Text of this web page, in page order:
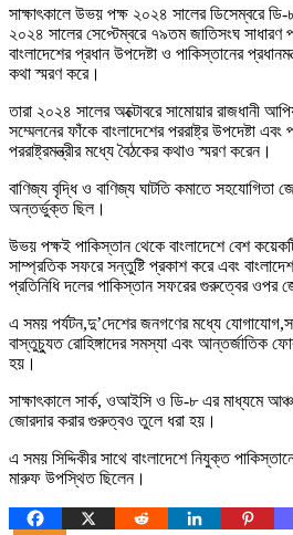
সাক্ষাৎকালে উভয় পক্ষ ২০২৪ সালের ডিসেম্বরে
২০২৪ সালের সেপ্টেম্বরে ৭৯তম জাতিসংঘ সাধারণ
বাংলাদেশের প্রধান উপদেষ্টা ও পাকিস্তানের
কথা স্মরণ করে।
তারা ২০২৪ সালের অক্টোবরে সামোয়ার রাজধানী
সম্মেলনের ফাঁকে বাংলাদেশের পররাষ্ট্র উপদেষ্টা
পররাষ্ট্রমন্ত্রীর মধ্যে বৈঠকের কথাও স্মরণ করেন।
বাণিজ্য বৃদ্ধি ও বাণিজ্য ঘাটতি কমাতে সহযোগিতা
অন্তর্ভুক্ত ছিল।
উভয় পক্ষই পাকিস্তান থেকে বাংলাদেশে বেশ
সাম্প্রতিক সফরে সন্তুষ্টি প্রকাশ করে এবং বাংলাদেশ
প্রতিনিধি দলের পাকিস্তান সফরের গুরুত্বের ওপর
এ সময় পর্যটন,দু’দেশের জনগণের মধ্যে
বাস্তুচ্যুত রোহিঙ্গাদের সমস্যা এবং আন্তর্জাতিক
হয়।
সাক্ষাৎকালে সার্ক, ওআইসি ও ডি-৮ এর মাধ্যমে
জোরদার করার গুরুত্বও তুলে ধরা হয়।
এ সময় সিদ্দিকীর সাথে বাংলাদেশে নিযুক্ত
মারুফ উপস্থিত ছিলেন।